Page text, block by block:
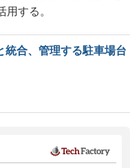
する。
統合、管理する駐車場台